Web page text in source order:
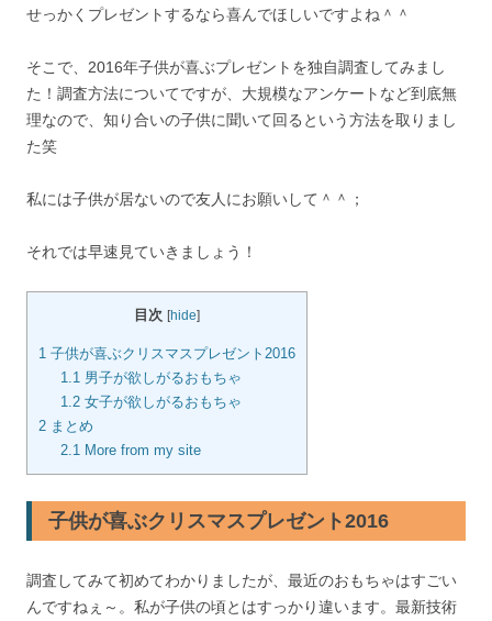
k
せっかくプレゼントするなら喜んでほしいですよね＾＾
そこで、2016年子供が喜ぶプレゼントを独自調査してみまし
た！調査方法についてですが、大規模なアンケートなど到底無
理なので、知り合いの子供に聞いて回るという方法を取りまし
た笑
私には子供が居ないので友人にお願いして＾＾；
それでは早速見ていきましょう！
目次 [hide]
1 子供が喜ぶクリスマスプレゼント2016
1.1男子が欲しがるおもちゃ
1.2女子が欲しがるおもちゃ
2 まとめ
2.1More from my site
子供が喜ぶクリスマスプレゼント2016
調査してみて初めてわかりましたが、最近のおもちゃはすごい
んですねぇ～。私が子供の頃とはすっかり違います。最新技術